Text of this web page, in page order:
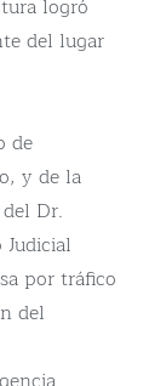
logró
del lugar
de
y de la
Dr.
por tráfico
del